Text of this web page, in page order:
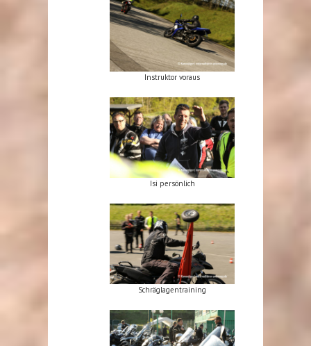
Instruktor voraus
Isi persönlich
Schräglagentraining